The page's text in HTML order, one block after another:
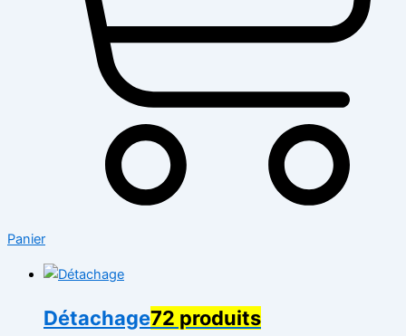
Panier
Détachage72 produits